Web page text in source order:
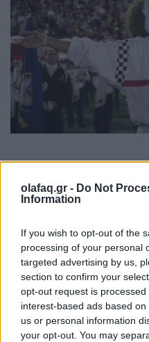
olafaq.gr - Do Not
Information
If you wish to opt-out of the
processing of your personal
targeted advertising by us,
section to confirm your
opt-out request is
interest-based ads based
us or personal information
your opt-out. You may
Ποτέ δεν είναι σαφές,
οι βιογραφίες αυτού
μνήμη των πιο
«Υπήρχε μια
εξερευνήσουμε το